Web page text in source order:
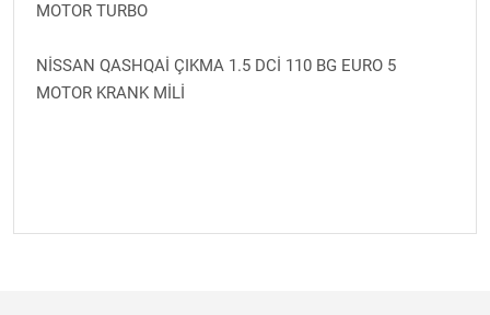
MOTOR TURBO
NİSSAN QASHQAİ ÇIKMA 1.5 DCİ 110 BG EURO 5
MOTOR KRANK MİLİ